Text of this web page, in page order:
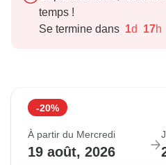
temps !
Se termine dans 1d 17h
-20%
À partir du Mercredi
19 août, 2026